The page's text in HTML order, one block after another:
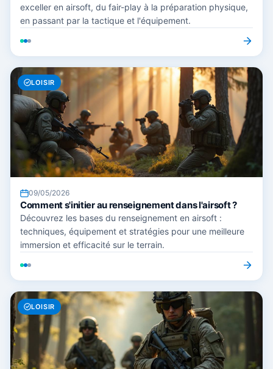
exceller en airsoft, du fair-play à la préparation physique,
en passant par la tactique et l'équipement.
LOISIR
09/05/2026
Comment s'initier au renseignement dans l'airsoft ?
Découvrez les bases du renseignement en airsoft :
techniques, équipement et stratégies pour une meilleure
immersion et efficacité sur le terrain.
LOISIR